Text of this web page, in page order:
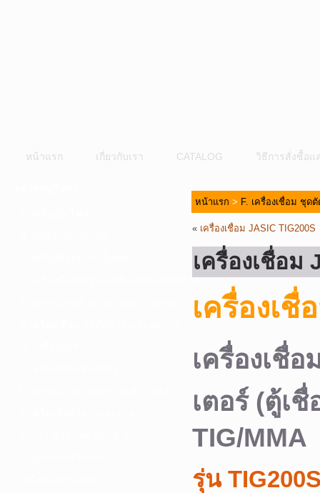
หน้าแรก เกี่ยวกับเรา CATALOG วิธีการสั่งซื้อแ
D. เครื่องมือก่อสร้าง-เครื่องมืออุตสาหกรรม
หน้าแรก > F. เครื่องเชื่อม ชุด
« เครื่องเชื่อม JASIC TIG200S
เครื่องเชื่อม
เครื่องเชื่
เครื่องเชื่
เตอร์ (ตู้เ
TIG/MMA
รุ่น